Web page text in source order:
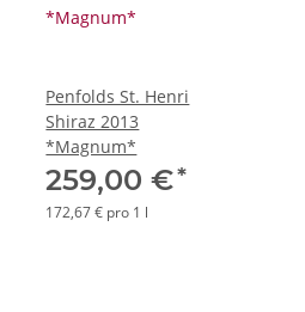
Penfolds St. Henri
Shiraz 2013
*Magnum*
259,00 €*
172,67 € pro 1 l